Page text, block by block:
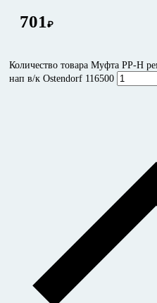
701₽
Количество товара Муфта PP-H
нап в/к Ostendorf 116500